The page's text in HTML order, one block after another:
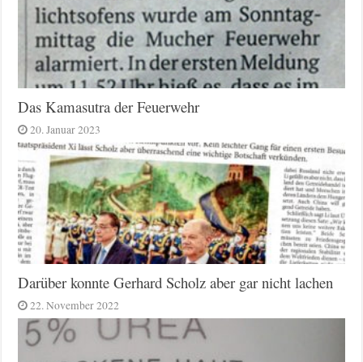
Das Kamasutra der Feuerwehr
20. Januar 2023
Darüber konnte Gerhard Scholz aber gar nicht lachen
22. November 2022